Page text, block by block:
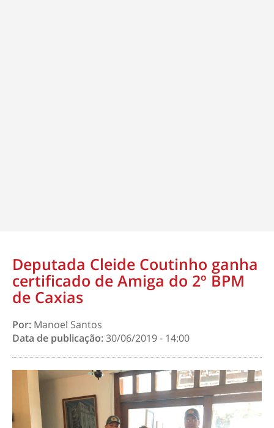
Deputada Cleide Coutinho ganha
certificado de Amiga do 2º BPM
de Caxias
Por: Manoel Santos
Data de publicação:30/06/2019 - 14:00